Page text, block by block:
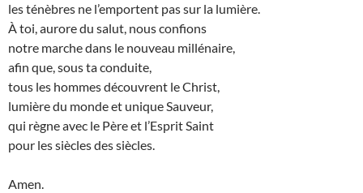
les ténèbres ne l’emportent pas sur la lumière.
À toi, aurore du salut, nous confions
notre marche dans le nouveau millénaire,
afin que, sous ta conduite,
tous les hommes découvrent le Christ,
lumière du monde et unique Sauveur,
qui règne avec le Père et l’Esprit Saint
pour les siècles des siècles.
Amen.